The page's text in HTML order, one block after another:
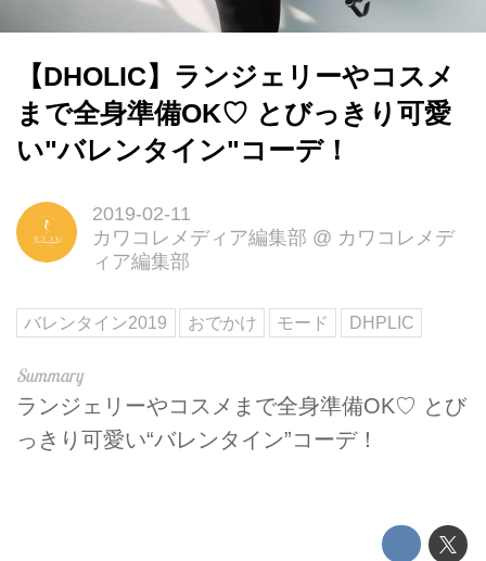
【DHOLIC】ランジェリーやコスメ
まで全身準備OK♡ とびっきり可愛
い"バレンタイン"コーデ！
2019-02-11
カワコレメディア編集部 @ カワコレメデ
ィア編集部
バレンタイン2019 おでかけ モード DHPLIC
ランジェリーやコスメまで全身準備OK♡ とび
っきり可愛い“バレンタイン”コーデ！